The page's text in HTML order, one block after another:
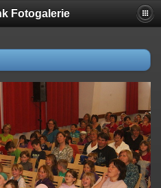
Fotogalerie